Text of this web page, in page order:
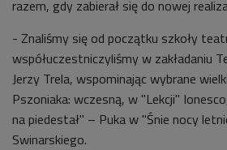
razem, gdy zabierał się do nowej
- Znaliśmy się od początku szkoły
współuczestniczyliśmy w zakładaniu
Jerzy Trela, wspominając wybrane
Pszoniaka: wczesną, w "Lekcji"
na piedestał" – Puka w "Śnie nocy
Swinarskiego.